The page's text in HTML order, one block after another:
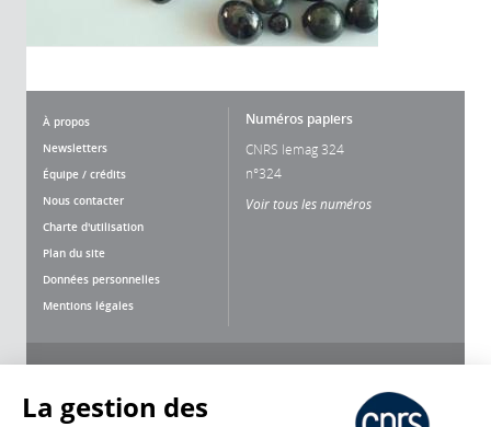
À propos
Newsletters
Équipe / crédits
Nous contacter
Charte d'utilisation
Plan du site
Données personnelles
Mentions légales
Numéros papiers
CNRS lemag 324
n°324
Voir tous les numéros
La gestion des